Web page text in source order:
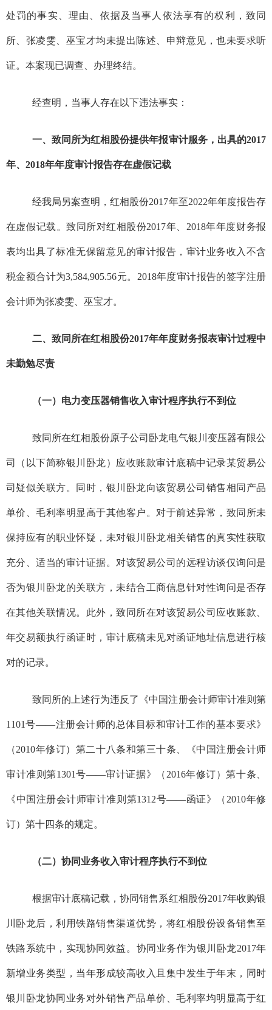
处罚的事实、理由、 依据及当事人依法享有的权利， 致同
所、 张凌雯、 巫宝才均未提出陈述、申辩意见，也未要求听
证。 本案现已调查、办理终结。
经查明， 当事人存在以下违法事实：
一、 致同 所为红相股份提供年报审计服务，出具的2017
年、 2018年年度审计报告存在虚假记载
经我局另案查明，红相股份2017年至2022年年度报告存
在虚假记载。致同所对红相股份2017年、 2018年年度财务报
表均出具了标准无保留意见的审计报告，审计业务收入不含
税金额合计为3,584,905.56元。 2018年度审计报告的签字注册
会计师为张凌雯、 巫宝才。
二、致同所在红相股份2017年年度财务报表审计过程中
未勤勉尽责
（一）电力变压器销售收入审计程序执行不到位
致同所在红相股份原子公司卧龙电气银川变压器有限公
司（以下简称银川卧龙）应收账款审计底稿中记录某贸易公
司疑似关联方。同时，银川卧龙向该贸易公司销售相同产品
单价、毛利率明显高于其他客户。对于前述异常，致同所未
保持应有的职业怀疑，未对银川卧龙相关销售的真实性获取
充分、适当的审计证据。对该贸易公司的远程访谈仅询问是
否为银川卧龙的关联方，未结合工商信息针对性询问是否存
在其他关联情况。此外，致同所在对该贸易公司应收账款、
年交易额执行函证时，审计底稿未见对函证地址信息进行核
对的记录。
致同所的上述行为违反了《中国注册会计师审计准则第
1101号——注册会计师的总体目标和审计工作的基本要求》
（2010年修订）第二十八条和第三十条、《中国注册会计师
审计准则第1301号——审计证据》（2016年修订）第十条、
《中国注册会计师审计准则第1312号——函证》（2010年修
订）第十四条的规定。
（二）协同业务收入审计程序执行不到位
根据审计底稿记载，协同销售系红相股份2017年收购银
川卧龙后，利用铁路销售渠道优势，将红相股份设备销售至
铁路系统中，实现协同效益。协同业务作为银川卧龙2017年
新增业务类型，当年形成较高收入且集中发生于年末，同时
银川卧龙协同业务对外销售产品单价、毛利率均明显高于红